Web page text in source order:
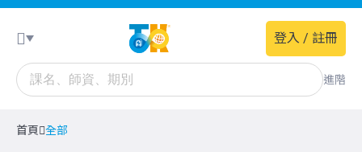
進階
登入 / 註冊
首頁 全部